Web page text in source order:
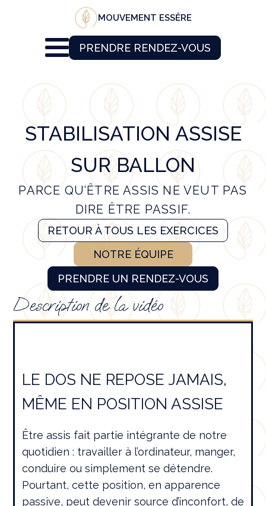
MOUVEMENT ESSĔRE
PRENDRE RENDEZ-VOUS
STABILISATION ASSISE
SUR BALLON
PARCE QU’ÊTRE ASSIS NE VEUT PAS
DIRE ÊTRE PASSIF.
RETOUR À TOUS LES EXERCICES
NOTRE ÉQUIPE
PRENDRE UN RENDEZ-VOUS
Description de la vidéo
LE DOS NE REPOSE JAMAIS,
MÊME EN POSITION ASSISE
Être assis fait partie intégrante de notre
quotidien : travailler à l’ordinateur, manger,
conduire ou simplement se détendre.
Pourtant, cette position, en apparence
passive, peut devenir source d’inconfort, de